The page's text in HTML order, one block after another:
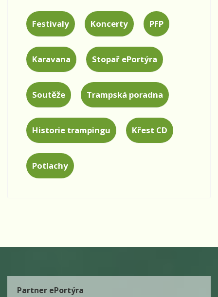
Festivaly Koncerty PFP
Karavana Stopař ePortýra
Soutěže Trampská poradna
Historie trampingu Křest CD
Potlachy
Partner ePortýra